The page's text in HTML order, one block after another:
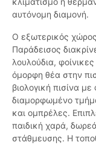
αυτόνομη διαμονή.
Ο εξωτερικός
Παράδεισος
λουλούδια,
όμορφη θέα στην
βιολογική πισίνα
διαμορφωμένο
και ομπρέλες.
παιδική χαρά,
στάθμευσης. Η